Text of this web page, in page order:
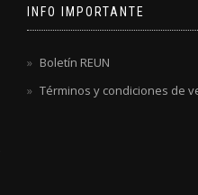
INFO IMPORTANTE
Boletín REUN
Términos y condiciones de